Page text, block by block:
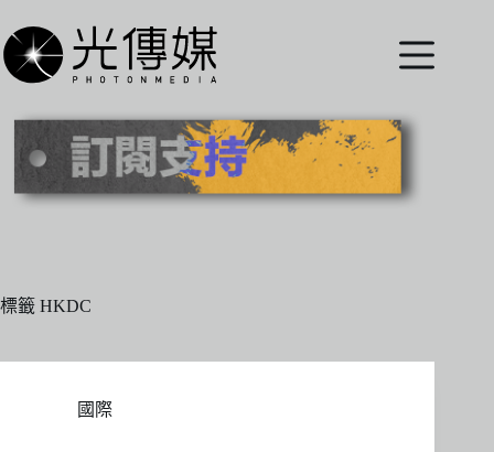
至
主
內
標籤 HKDC
國際